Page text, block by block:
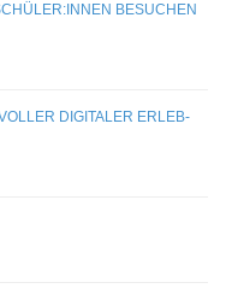
BESU­CHEN
DIGI­TA­LER ERLEB­